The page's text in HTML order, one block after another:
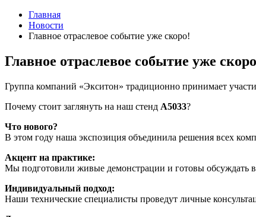
Главная
Новости
Главное отраслевое событие уже скоро!
Главное отраслевое событие уже
Группа компаний «Экситон» традиционно принимает
Почему стоит заглянуть на наш стенд A5033?
Что нового?
В этом году наша экспозиция объединила решения всех
Акцент на практике:
Мы подготовили живые демонстрации и готовы обсуждать
Индивидуальный подход:
Наши технические специалисты проведут личные